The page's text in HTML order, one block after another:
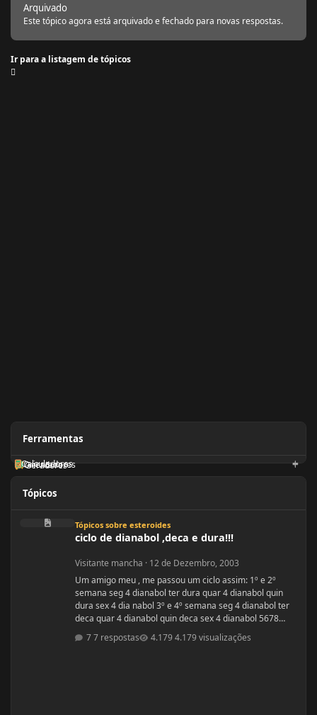
Arquivado
Este tópico agora está arquivado e fechado para novas respostas.
Ir para a listagem de tópicos
Ferramentas
Geradores
Orientadores
Calculadoras
Tópicos
ciclo de dianabol ,deca e dura!!!
Tópicos sobre esteroides
ciclo de dianabol ,deca e dura!!!
Visitante mancha · 12 de Dezembro, 2003
Um amigo meu , me passou um ciclo assim: 1º e 2º
semana seg 4 dianabol ter dura quar 4 dianabol quin
dura sex 4 dia nabol 3º e 4º semana seg 4 dianabol ter
deca quar 4 dianabol quin deca sex 4 dianabol 5678
seman vou partir para definição com outros anabolicos.
PERGUNTAS : 1 - GOSTARIA DE SABER A OPNIÃO DE
7 respostas 4.179 visualizações